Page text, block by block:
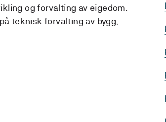
og forvalting av eigedom.
teknisk forvalting av bygg,